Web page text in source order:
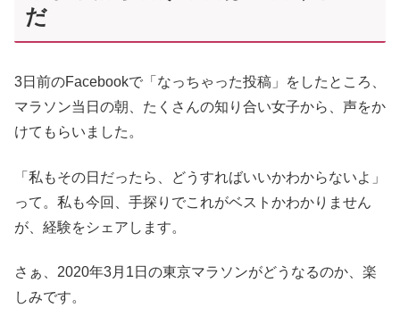
だ
3日前のFacebookで「なっちゃった投稿」をしたところ、
マラソン当日の朝、たくさんの知り合い女子から、声をか
けてもらいました。
「私もその日だったら、どうすればいいかわからないよ」
って。私も今回、手探りでこれがベストかわかりません
が、経験をシェアします。
さぁ、2020年3月1日の東京マラソンがどうなるのか、楽
しみです。